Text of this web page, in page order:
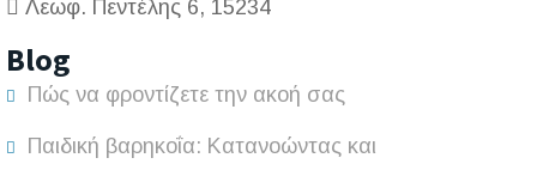
Λεωφ. Πεντέλης 6, 15234
Blog
Πώς να φροντίζετε την ακοή σας
Παιδική βαρηκοΐα: Κατανοώντας και